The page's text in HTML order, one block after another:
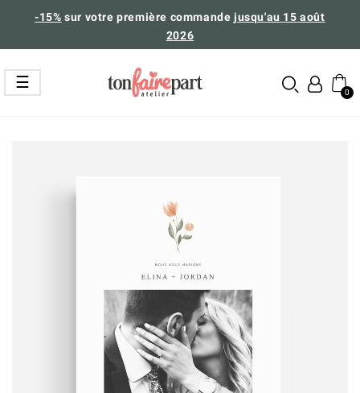
-15% sur votre première commandejusqu'au 15 août
2026
Basculer
la
navigation
☰